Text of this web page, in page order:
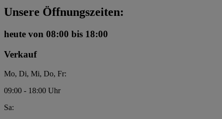
Unsere Öffnungszeiten:
heute von 08:00 bis 18:00
Verkauf
Mo, Di, Mi, Do, Fr:
09:00 - 18:00 Uhr
Sa: